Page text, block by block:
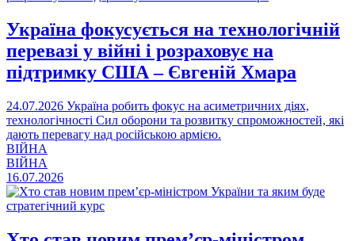
Україна фокусується на технологічній
перевазі у війні і розраховує на
підтримку США – Євгеній Хмара
24.07.2026 Україна робить фокус на асиметричних діях,
технологічності Сил оборони та розвитку спроможностей, які
дають перевагу над російською армією.
ВІЙНА
ВІЙНА
16.07.2026